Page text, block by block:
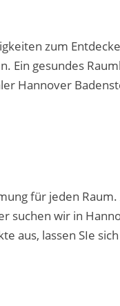
zum
Ein gesundes
Hannover
für jeden
wir in
aus, lassen SIe